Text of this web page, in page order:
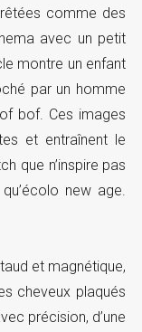
comme des
avec un petit
montre un enfant
par un homme
bof. Ces images
et entraînent le
que n’inspire pas
new age.
et magnétique,
cheveux plaqués
précision, d’une